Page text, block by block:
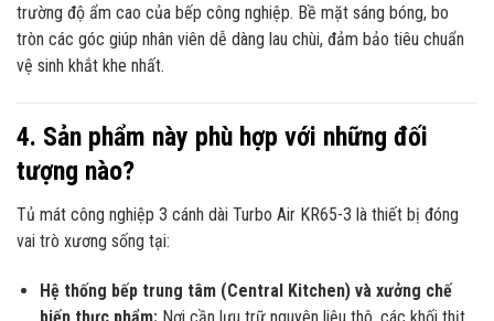
trường độ ẩm cao của bếp công nghiệp. Bề mặt sáng bóng, bo
tròn các góc giúp nhân viên dễ dàng lau chùi, đảm bảo tiêu chuẩn
vệ sinh khắt khe nhất.
4. Sản phẩm này phù hợp với những đối
tượng nào?
Tủ mát công nghiệp 3 cánh dài Turbo Air KR65-3 là thiết bị đóng
vai trò xương sống tại:
Hệ thống bếp trung tâm (Central Kitchen) và xưởng chế
biến thực phẩm:Nơi cần lưu trữ nguyên liệu thô, các khối thịt